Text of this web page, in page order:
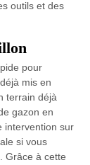
outils et des
pour
mis en
terrain déjà
gazon en
intervention sur
si vous
Grâce à cette